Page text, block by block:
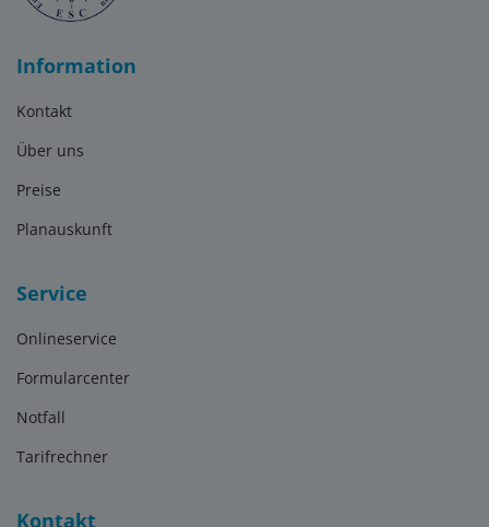
Information
Kontakt
Über uns
Preise
Planauskunft
Service
Onlineservice
Formularcenter
Notfall
Tarifrechner
Kontakt